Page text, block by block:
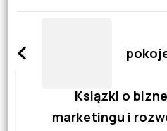
wpisy
Ksiązki o
marketingu i